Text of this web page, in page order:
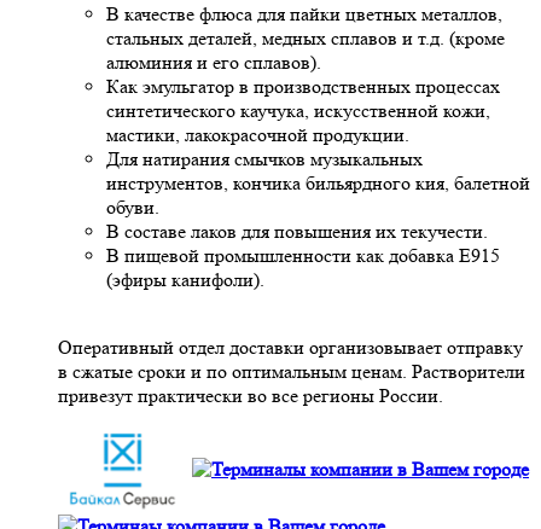
В качестве флюса для пайки цветных металлов,
стальных деталей, медных сплавов и т.д. (кроме
алюминия и его сплавов).
Как эмульгатор в производственных процессах
синтетического каучука, искусственной кожи,
мастики, лакокрасочной продукции.
Для натирания смычков музыкальных
инструментов, кончика бильярдного кия, балетной
обуви.
В составе лаков для повышения их текучести.
В пищевой промышленности как добавка Е915
(эфиры канифоли).
Оперативный отдел доставки организовывает отправку
в сжатые сроки и по оптимальным ценам. Растворители
привезут практически во все регионы России.